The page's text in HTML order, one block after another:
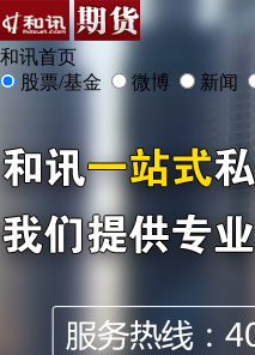
和讯首页
股票/基金
微博 新闻